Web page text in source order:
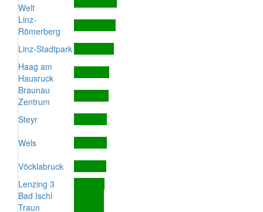
Welt
Linz-
Römerberg
Linz-Stadtpark
Haag am
Hausruck
Braunau
Zentrum
Steyr
Wels
Vöcklabruck
Lenzing 3
Bad Ischl
Traun